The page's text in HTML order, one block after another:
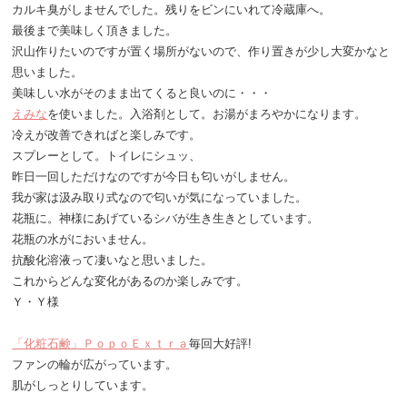
カルキ臭がしませんでした。残りをビンにいれて冷蔵庫へ。
最後まで美味しく頂きました。
沢山作りたいのですが置く場所がないので、作り置きが少し大変かなと
思いました。
美味しい水がそのまま出てくると良いのに・・・
えみなを使いました。入浴剤として。お湯がまろやかになります。
冷えが改善できればと楽しみです。
スプレーとして。トイレにシュッ、
昨日一回しただけなのですが今日も匂いがしません。
我が家は汲み取り式なので匂いが気になっていました。
花瓶に。神様にあげているシバが生き生きとしています。
花瓶の水がにおいません。
抗酸化溶液って凄いなと思いました。
これからどんな変化があるのか楽しみです。
Ｙ・Ｙ様
「化粧石鹸」ＰｏｐｏＥｘｔｒａ毎回大好評!
ファンの輪が広がっています。
肌がしっとりしています。